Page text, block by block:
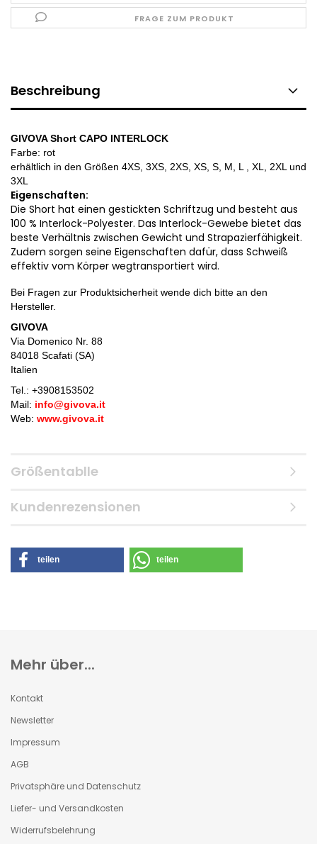
FRAGE ZUM PRODUKT
Beschreibung
GIVOVA Short CAPO INTERLOCK
Farbe: rot
erhältlich in den Größen 4XS, 3XS, 2XS, XS, S, M, L , XL, 2XL und
3XL
Eigenschaften:
Die Short hat einen gestickten Schriftzug und besteht aus
100 % Interlock-Polyester. Das Interlock-Gewebe bietet das
beste Verhältnis zwischen Gewicht und Strapazierfähigkeit.
Zudem sorgen seine Eigenschaften dafür, dass Schweiß
effektiv vom Körper wegtransportiert wird.
Bei Fragen zur Produktsicherheit wende dich bitte an den
Hersteller.
GIVOVA
Via Domenico Nr. 88
84018 Scafati (SA)
Italien
Tel.: +3908153502
Mail: info@givova.it
Web: www.givova.it
Größentablle
Kundenrezensionen
teilen teilen
Mehr über...
Kontakt
Newsletter
Impressum
AGB
Privatsphäre und Datenschutz
Liefer- und Versandkosten
Widerrufsbelehrung